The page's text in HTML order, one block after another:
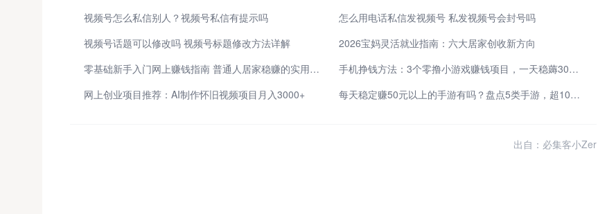
视频号怎么私信别人？视频号私信有提示吗
怎么用电话私信发视频号 私发视频号会封号吗
视频号话题可以修改吗 视频号标题修改方法详解
2026宝妈灵活就业指南：六大居家创收新方向
零基础新手入门网上赚钱指南 普通人居家稳赚的实用小项目精选
手机挣钱方法：3个零撸小游戏赚钱项目，一天稳薅30＋，0门槛无广告，新手秒上手！
网上创业项目推荐：AI制作怀旧视频项目月入3000+
每天稳定赚50元以上的手游有吗？盘点5类手游，超10个每天稳赚50元的路子
出自：必集客小Zer